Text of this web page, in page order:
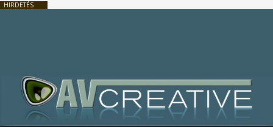
HIRDETÉS